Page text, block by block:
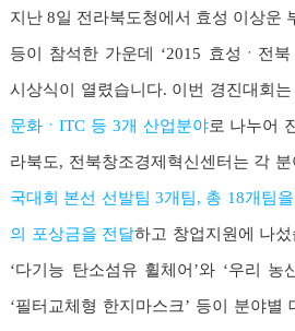
지난 8일 전라북도청에서 효성 이상운
등이 참석한 가운데 ‘2015 효성ㆍ전
시상식이 열렸습니다. 이번 경진대회는
문화ㆍITC 등 3개 산업분야로 나누어
라북도, 전북창조경제혁신센터는 각 분
국대회 본선 선발팀 3개팀, 총 18개팀
의 포상금을 전달하고 창업지원에 나
‘다기능 탄소섬유 휠체어’와 ‘우리 농
‘필터교체형 한지마스크’ 등이 분야별